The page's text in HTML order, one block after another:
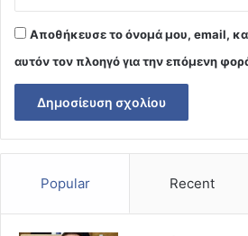
Αποθήκευσε το όνομά μου, email,
αυτόν τον πλοηγό για την επόμενη
Popular Recent